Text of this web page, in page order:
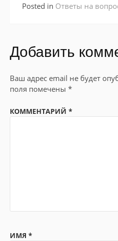
Posted in Ответы на
Добавить
Ваш адрес email не будет
поля помечены *
КОММЕНТАРИЙ *
ИМЯ *